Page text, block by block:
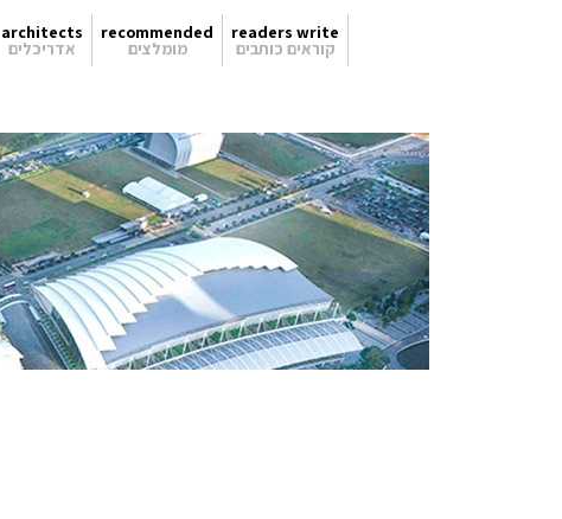
architects
אדריכלים
recommended
מומלצים
readers write
קוראים כותבים